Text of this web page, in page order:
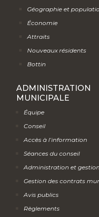
Géographie et
Économie
Attraits
Nouveaux résidents
Bottin
ADMINISTRATION
MUNICIPALE
Équipe
Conseil
Accès à l’information
Séances du conseil
Administration et
Gestion des contrats
Avis publics
Règlements